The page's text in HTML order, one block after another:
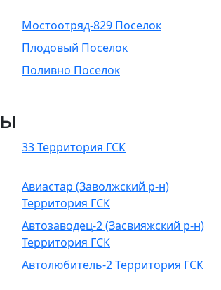
Мостоотряд-829 Поселок
Плодовый Поселок
Поливно Поселок
33 Территория ГСК
Авиастар (Заволжский р-н)
Территория ГСК
Автозаводец-2 (Засвияжский р-н)
Территория ГСК
Автолюбитель-2 Территория ГСК